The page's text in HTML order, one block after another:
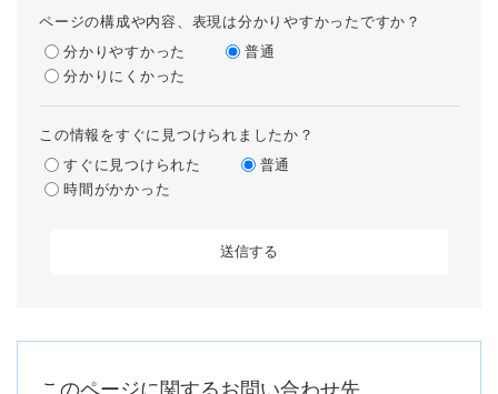
ページの構成や内容、表現は分かりやすかったですか？
分かりやすかった
普通
分かりにくかった
この情報をすぐに見つけられましたか？
すぐに見つけられた
普通
時間がかかった
このページに関するお問い合わせ先